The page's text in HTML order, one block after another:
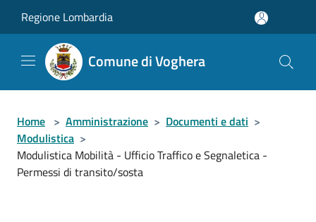
Regione Lombardia
Comune di Voghera
Home > Amministrazione > Documenti e dati >
Modulistica >
Modulistica Mobilità - Ufficio Traffico e Segnaletica -
Permessi di transito/sosta